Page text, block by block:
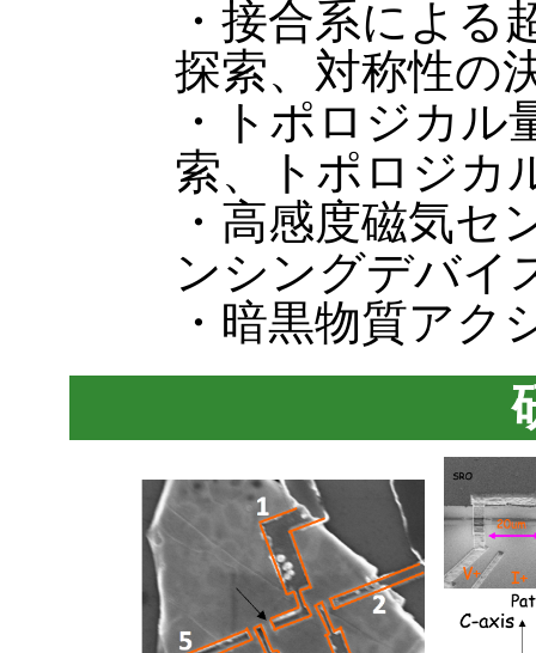
・接合系による
探索、対称性の
・トポロジカル
索、トポロジカ
・高感度磁気セ
ンシングデバイ
・暗黒物質アク